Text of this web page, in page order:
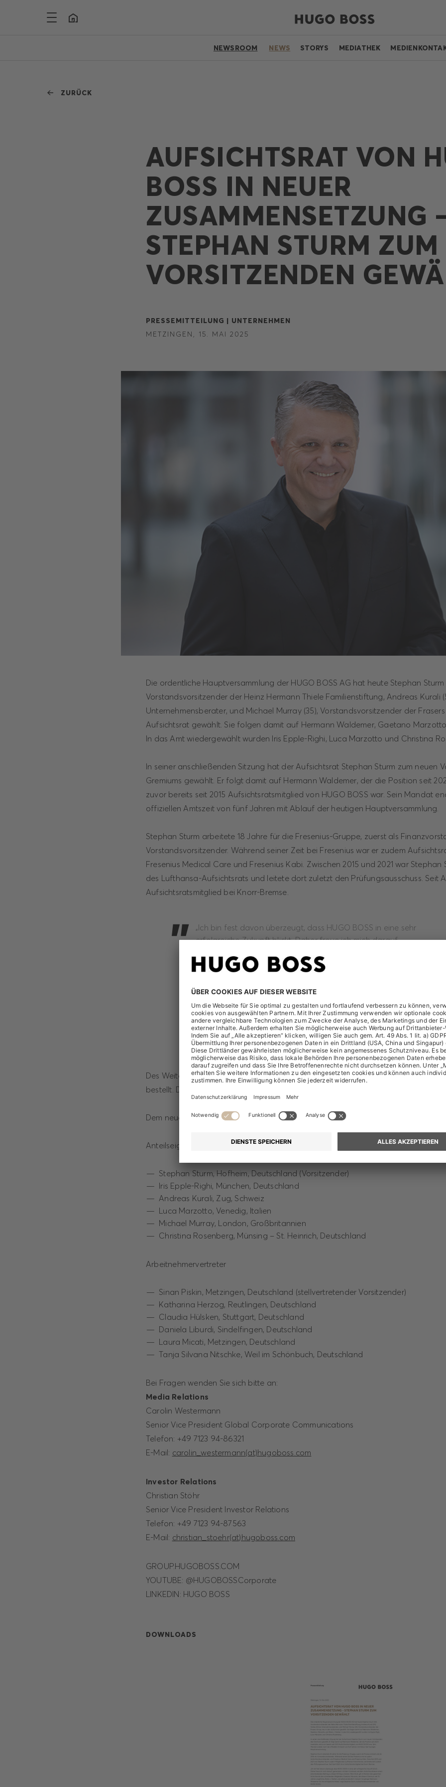
NEWSROOM NEWS STORYS MEDIATHEK
ZURÜCK
AUFSICHTSRAT VON
BOSS IN NEUER
ZUSAMMENSETZUNG
STEPHAN STURM ZUM
VORSITZENDEN
PRESSEMITTEILUNG | UNTERNEHMEN
METZINGEN, 15. MAI 2025
Die ordentliche Hauptversammlung der HUGO BOSS AG hat heute Stephan Sturm
Vorstandsvorsitzender der Heinz Hermann Thiele Familienstiftung, Andreas Kurali
Unternehmensberater, und Michael Murray (35), Vorstandsvorsitzender der
Aufsichtsrat gewählt. Sie folgen damit auf Hermann Waldemer, Gaetano
In das Amt wiedergewählt wurden Iris Epple-Righi, Luca Marzotto und Christina
In seiner anschließenden Sitzung hat der Aufsichtsrat Stephan Sturm zum neuen
Gremiums gewählt. Er folgt damit auf Hermann Waldemer, der die Position seit
zuvor bereits seit 2015 Aufsichtsratsmitglied von HUGO BOSS war. Sein Mandat
offiziellen Amtszeit von fünf Jahren mit Ablauf der heutigen Hauptversammlung.
Stephan Sturm arbeitete 18 Jahre für die Fresenius-Gruppe, zuerst als
Vorstandsvorsitzender. Während seiner Zeit bei Fresenius war er zudem
Fresenius Medical Care und Fresenius Kabi. Zwischen 2015 und 2021 war
des Lufthansa-Aufsichtsrats und leitete dort zuletzt den Prüfungsausschuss. Seit
Aufsichtsratsmitglied bei Knorr-Bremse.
„Ich bin fest davon überzeugt, dass HUGO BOSS in eine sehr
erfolgreiche Zukunft blickt. Daher freue ich mich darauf,
entscheidenden Beitrag zu diesem Erfolg zu leisten. Mein Dank
Mitgliedern Gaetano Marzotto, der diesem Gremium seit 15
Jahren angehörte, Robin J. Stalker und selbstverständlich
meinem Vorgänger Hermann Waldemer für ihre erfolgreiche
Arbeit,“ sagt Stephan Sturm, Aufsichtsratsvorsitzender von
HUGO BOSS.
Des Weiteren hat der neue Aufsichtsrat Andreas Kurali zum Vorsitzenden des
bestellt. Die Amtszeit aller Aufsichtsratsmitglieder beträgt fünf Jahre.
Dem neuen Aufsichtsrat der HUGO BOSS AG gehören damit folgende Mitglieder
Anteilseignervertreter
Stephan Sturm, Hofheim, Deutschland (Vorsitzender)
Iris Epple-Righi, München, Deutschland
Andreas Kurali, Zug, Schweiz
Luca Marzotto, Venedig, Italien
Michael Murray, London, Großbritannien
Christina Rosenberg, Münsing – St. Heinrich, Deutschland
Arbeitnehmervertreter
Sinan Piskin, Metzingen, Deutschland (stellvertretender Vorsitzender)
Katharina Herzog, Reutlingen, Deutschland
Claudia Hülsken, Stuttgart, Deutschland
Daniela Liburdi, Sindelfingen, Deutschland
Laura Micati, Metzingen, Deutschland
Tanja Silvana Nitschke, Weil im Schönbuch, Deutschland
Bei Fragen wenden Sie sich bitte an:
Media Relations
Carolin Westermann
Senior Vice President Global Corporate Communications
Telefon: +49 7123 94-86321
E-Mail: carolin_westermann(at)hugoboss.com
Investor Relations
Christian Stöhr
Senior Vice President Investor Relations
Telefon: +49 7123 94-87563
E-Mail: christian_stoehr(at)hugoboss.com
GROUP.HUGOBOSS.COM
YOUTUBE: @HUGOBOSSCorporate
LINKEDIN: HUGO BOSS
DOWNLOADS